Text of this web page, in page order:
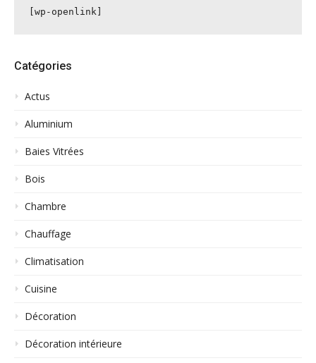
[wp-openlink]
Catégories
Actus
Aluminium
Baies Vitrées
Bois
Chambre
Chauffage
Climatisation
Cuisine
Décoration
Décoration intérieure